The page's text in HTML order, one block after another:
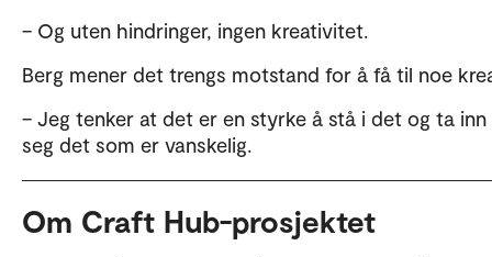
– Og uten hindringer, ingen kreativitet.
Berg mener det trengs motstand for å få til noe
– Jeg tenker at det er en styrke å stå i det og ta inn
seg det som er vanskelig.
Om Craft Hub-prosjektet